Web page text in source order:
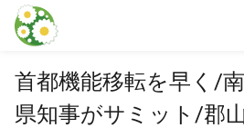
本文に飛ぶ
首都機能移転を早く/南
県知事がサミット/郡